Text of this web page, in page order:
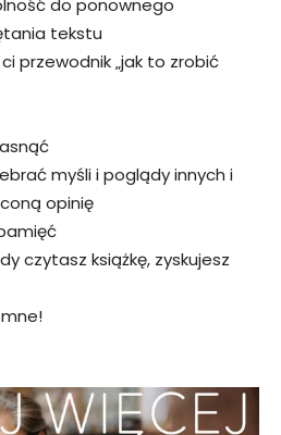
do ponownego
tekstu
przewodnik „jak to zrobić
myśli i poglądy innych i
opinię
czytasz książkę, zyskujesz